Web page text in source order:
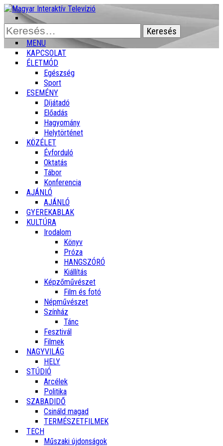
Keresés:
MENU
KAPCSOLAT
ÉLETMÓD
Egészség
Sport
ESEMÉNY
Díjátadó
Előadás
Hagyomány
Helytörténet
KÖZÉLET
Évforduló
Oktatás
Tábor
Konferencia
AJÁNLÓ
AJÁNLÓ
GYEREKABLAK
KULTÚRA
Irodalom
Könyv
Próza
HANGSZÓRÓ
Kiállítás
Képzőművészet
Film és fotó
Népművészet
Színház
Tánc
Fesztivál
Filmek
NAGYVILÁG
HELY
STÚDIÓ
Arcélek
Politika
SZABADIDŐ
Csináld magad
TERMÉSZETFILMEK
TECH
Műszaki újdonságok